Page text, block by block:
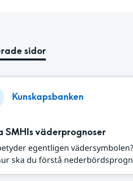
sidor
Kunskapsbanken
SMHIs väderprognoser
egentligen
ska du förstå